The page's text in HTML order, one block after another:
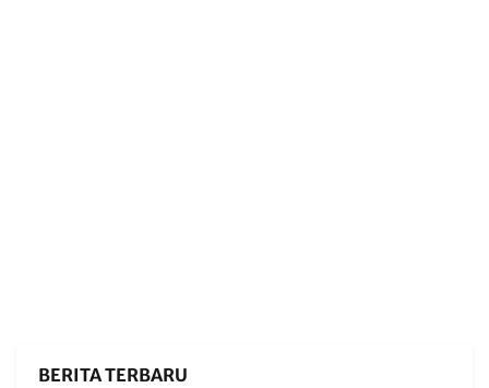
BERITA TERBARU